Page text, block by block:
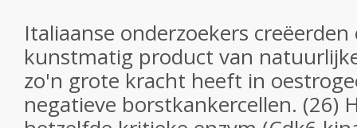
Italiaanse onderzoekers
kunstmatig product van
zo'n grote kracht heeft in
negatieve borstkankercellen. (26)